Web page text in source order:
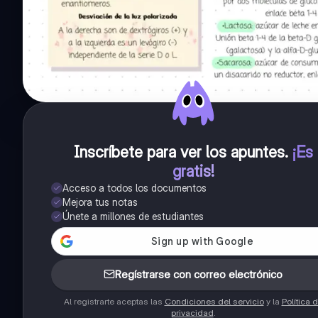
Inscríbete para ver los apuntes. ¡Es
gratis!
Acceso a todos los documentos
Mejora tus notas
Únete a millones de estudiantes
Regístrarse con correo electrónico
Al registrarte aceptas las Condiciones del servicioy la Política
privacidad